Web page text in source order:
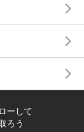
ーして
ろう